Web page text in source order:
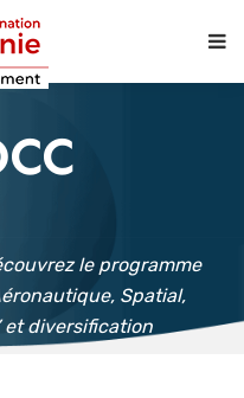
le programme
Spatial,
et diversification